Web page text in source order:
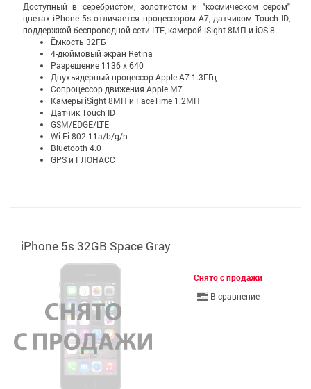
Доступный в серебристом, золотистом и "космическом сером"
цветах iPhone 5s отличается процессором A7, датчиком Touch ID,
поддержкой беспроводной сети LTE, камерой iSight 8МП и iOS 8.
Ёмкость 32ГБ
4-дюймовый экран Retina
Разрешение 1136 x 640
Двухъядерный процессор Apple A7 1.3ГГц
Сопроцессор движения Apple M7
Камеры iSight 8МП и FaceTime 1.2МП
Датчик Touch ID
GSM/EDGE/LTE
Wi-Fi 802.11a/b/g/n
Bluetooth 4.0
GPS и ГЛОНАСС
iPhone 5s 32GB Space Gray
Снято с продажи
В сравнение